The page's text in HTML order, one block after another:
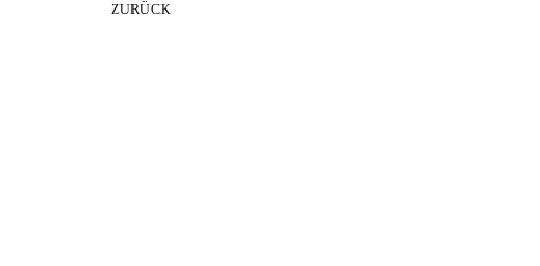
ZURÜCK